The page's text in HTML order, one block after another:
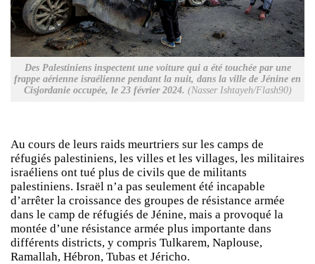
Des Palestiniens inspectent une voiture qui a été touchée par une
frappe aérienne israélienne pendant la nuit, dans la ville de Jénine en
Cisjordanie occupée, le 23 février 2024. (Nasser Ishtayeh/Flash90)
Au cours de leurs raids meurtriers sur les camps de
réfugiés palestiniens, les villes et les villages, les militaires
israéliens ont tué plus de civils que de militants
palestiniens. Israël n’a pas seulement été incapable
d’arrêter la croissance des groupes de résistance armée
dans le camp de réfugiés de Jénine, mais a provoqué la
montée d’une résistance armée plus importante dans
différents districts, y compris Tulkarem, Naplouse,
Ramallah, Hébron, Tubas et Jéricho.